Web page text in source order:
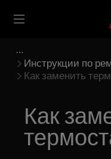
Инструкции по
панели
Как заменить
Как